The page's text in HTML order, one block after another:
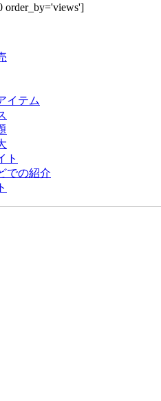
order_by='views']
イテム
ト
での紹介